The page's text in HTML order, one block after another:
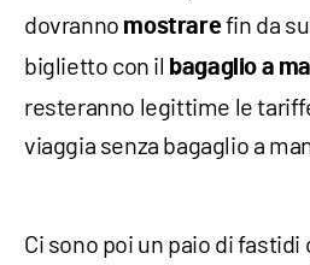
dovranno mostrarefin da
biglietto con il bagaglio a
resteranno legittime le
viaggia senza bagaglio a
Ci sono poi un paio di